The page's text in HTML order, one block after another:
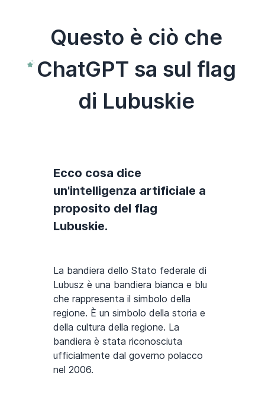
Questo è ciò che
ChatGPT sa sul flag
di Lubuskie
Ecco cosa dice
un'intelligenza artificiale a
proposito del flag
Lubuskie.
La bandiera dello Stato federale di
Lubusz è una bandiera bianca e blu
che rappresenta il simbolo della
regione. È un simbolo della storia e
della cultura della regione. La
bandiera è stata riconosciuta
ufficialmente dal governo polacco
nel 2006.